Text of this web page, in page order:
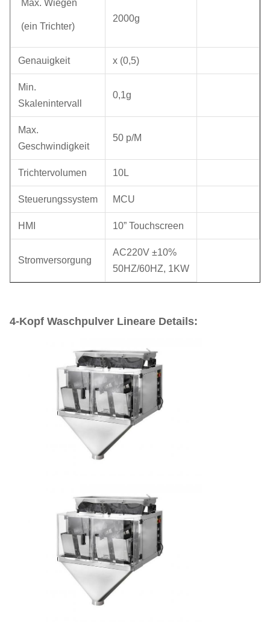
Max. Wiegen
(ein Trichter)
2000g
Genauigkeit x (0,5)
Min.
Skalenintervall
0,1g
Max.
Geschwindigkeit
50 p/M
Trichtervolumen 10L
Steuerungssystem MCU
HMI 10” Touchscreen
Stromversorgung
AC220V ±10%
50HZ/60HZ, 1KW
4-Kopf Waschpulver Lineare Details: